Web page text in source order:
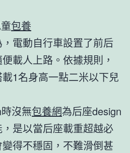
包養
電動自行車設置了前后
載人上路。依據規則，
1名身高一點二米以下兒
沒無包養網為后座design
是以當后座載重超越必
得不穩固，不難滑倒甚